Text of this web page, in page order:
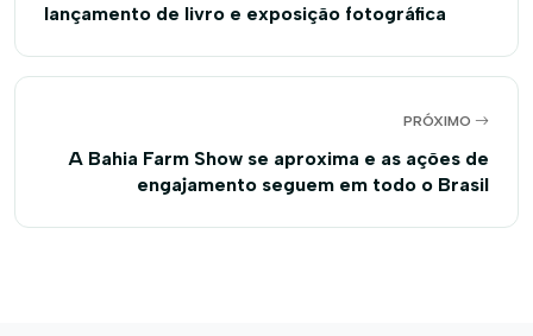
lançamento de livro e exposição fotográfica
PRÓXIMO
A Bahia Farm Show se aproxima e as ações de
engajamento seguem em todo o Brasil